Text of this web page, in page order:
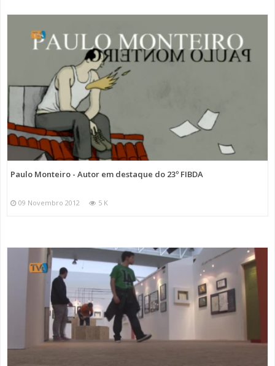
Paulo Monteiro - Autor em destaque do 23º FIBDA
09 Novembro 2012 5 K